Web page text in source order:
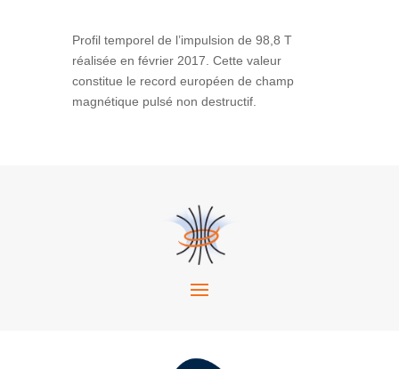
Profil temporel de l’impulsion de 98,8 T
réalisée en février 2017. Cette valeur
constitue le record européen de champ
magnétique pulsé non destructif.